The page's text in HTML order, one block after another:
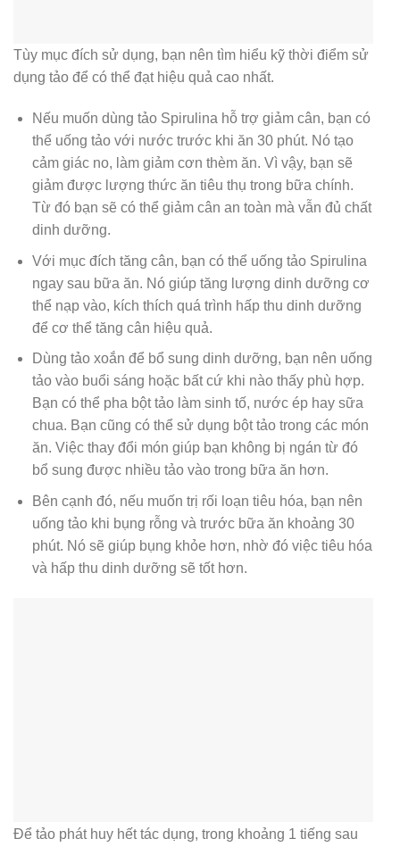
Tùy mục đích sử dụng, bạn nên tìm hiểu kỹ thời điểm sử
dụng tảo để có thể đạt hiệu quả cao nhất.
Nếu muốn dùng tảo Spirulina hỗ trợ giảm cân, bạn có
thể uống tảo với nước trước khi ăn 30 phút. Nó tạo
cảm giác no, làm giảm cơn thèm ăn. Vì vậy, bạn sẽ
giảm được lượng thức ăn tiêu thụ trong bữa chính.
Từ đó bạn sẽ có thể giảm cân an toàn mà vẫn đủ chất
dinh dưỡng.
Với mục đích tăng cân, bạn có thể uống tảo Spirulina
ngay sau bữa ăn. Nó giúp tăng lượng dinh dưỡng cơ
thể nạp vào, kích thích quá trình hấp thu dinh dưỡng
để cơ thể tăng cân hiệu quả.
Dùng tảo xoắn để bổ sung dinh dưỡng, bạn nên uống
tảo vào buổi sáng hoặc bất cứ khi nào thấy phù hợp.
Bạn có thể pha bột tảo làm sinh tố, nước ép hay sữa
chua. Bạn cũng có thể sử dụng bột tảo trong các món
ăn. Việc thay đổi món giúp bạn không bị ngán từ đó
bổ sung được nhiều tảo vào trong bữa ăn hơn.
Bên cạnh đó, nếu muốn trị rối loạn tiêu hóa, bạn nên
uống tảo khi bụng rỗng và trước bữa ăn khoảng 30
phút. Nó sẽ giúp bụng khỏe hơn, nhờ đó việc tiêu hóa
và hấp thu dinh dưỡng sẽ tốt hơn.
Để tảo phát huy hết tác dụng, trong khoảng 1 tiếng sau